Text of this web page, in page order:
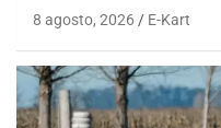
8 agosto, 2026 E-Kart